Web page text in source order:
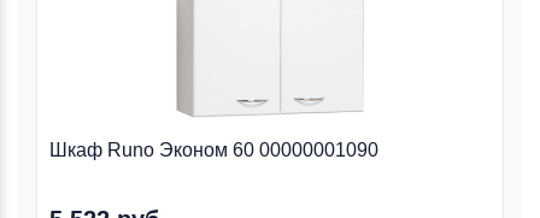
Шкаф Runo Эконом 60 00000001090